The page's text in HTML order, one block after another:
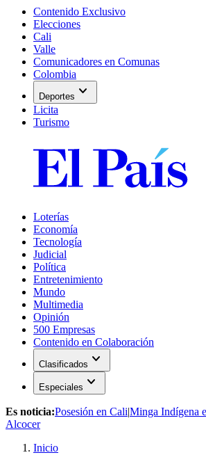
Contenido Exclusivo
Elecciones
Cali
Valle
Comunicadores en Comunas
Colombia
Deportes expand_more
Licita
Turismo
Loterías
Economía
Tecnología
Judicial
Política
Entretenimiento
Mundo
Multimedia
Opinión
500 Empresas
Contenido en Colaboración
Clasificados expand_more
Especiales expand_more
Es noticia:Posesión en Cali|Minga Indígena
Alcocer
Inicio